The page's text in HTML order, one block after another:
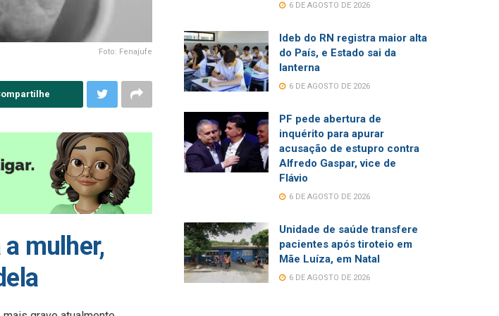
Foto: Fenajufe
mulher,
6 DE AGOSTO DE 2026
Ideb do RN registra maior alta
do País, e Estado sai da
lanterna
6 DE AGOSTO DE 2026
PF pede abertura de
inquérito para apurar
acusação de estupro contra
Alfredo Gaspar, vice de
Flávio
6 DE AGOSTO DE 2026
Unidade de saúde transfere
pacientes após tiroteio em
Mãe Luíza, em Natal
6 DE AGOSTO DE 2026